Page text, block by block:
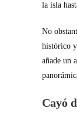
la isla
No
histórico
añade un
Cayó